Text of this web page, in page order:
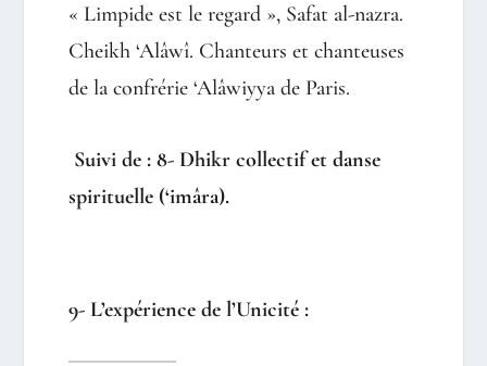
« Limpide est le regard », Safat al-nazra.
Cheikh ‘Alâwî. Chanteurs et chanteuses
de la confrérie ‘Alâwiyya de Paris.
Suivi de : 8- Dhikr collectif et danse
spirituelle (‘imâra).
9- L’expérience de l’Unicité :